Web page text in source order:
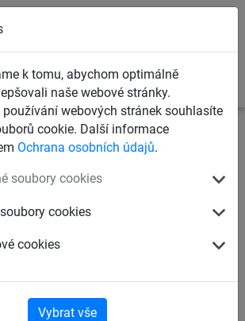
k tomu, abychom optimálně
naše webové stránky.
webových stránek souhlasíte
cookie. Další informace
Ochrana osobních údajů.
soubory cookies
cookies
cookies
Vybrat vše
a lana Pásy na odbíjenou